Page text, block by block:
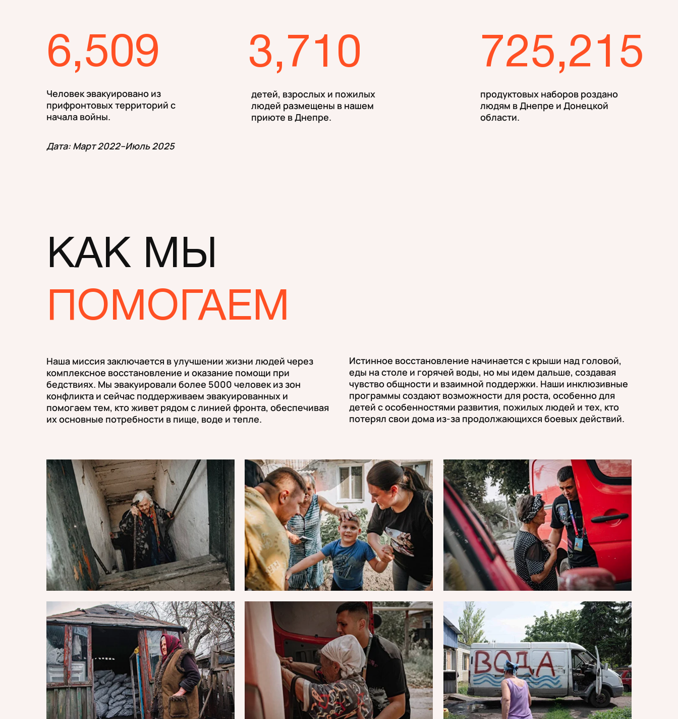
6,509
Человек эвакуировано из
прифронтовых территорий с
начала войны.
3,710
детей, взрослых и пожилых
людей размещены в нашем
приюте в Днепре.
725,215
продуктовых наборов роздано
людям в Днепре и Донецкой
области.
ДОСТАВКА
ЕДЫ
Дата: Март 2022–Июль 2025
КАК МЫ
ПОМОГАЕМ
Наша миссия заключается в улучшении жизни людей через
комплексное восстановление и оказание помощи при
бедствиях. Мы эвакуировали более 5000 человек из зон
конфликта и сейчас поддерживаем эвакуированных и
помогаем тем, кто живет рядом с линией фронта, обеспечивая
их основные потребности в пище, воде и тепле.
Истинное восстановление начинается с крыши над головой,
еды на столе и горячей воды, но мы идем дальше, создавая
чувство общности и взаимной поддержки. Наши инклюзивные
программы создают возможности для роста, особенно для
детей с особенностями развития, пожилых людей и тех, кто
потерял свои дома из-за продолжающихся боевых действий.